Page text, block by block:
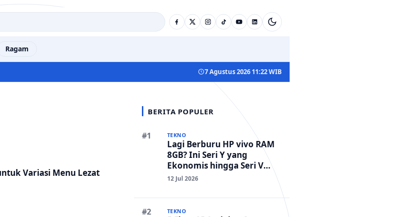
Ragam
7 Agustus 2026 11:22 WIB
Variasi Menu Lezat
BERITA POPULER
TEKNO
Lagi Berburu HP vivo RAM
8GB? Ini Seri Y yang
Ekonomis hingga Seri V
Berstandar Militer!
12 Jul 2026
TEKNO